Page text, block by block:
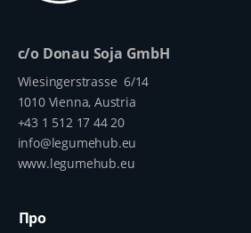
c/o Donau Soja GmbH
Wiesingerstrasse 6/14
1010 Vienna, Austria
+43 1 512 17 44 20
info@legumehub.eu
www.legumehub.eu
Про